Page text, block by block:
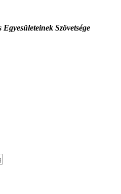
Szövetsége